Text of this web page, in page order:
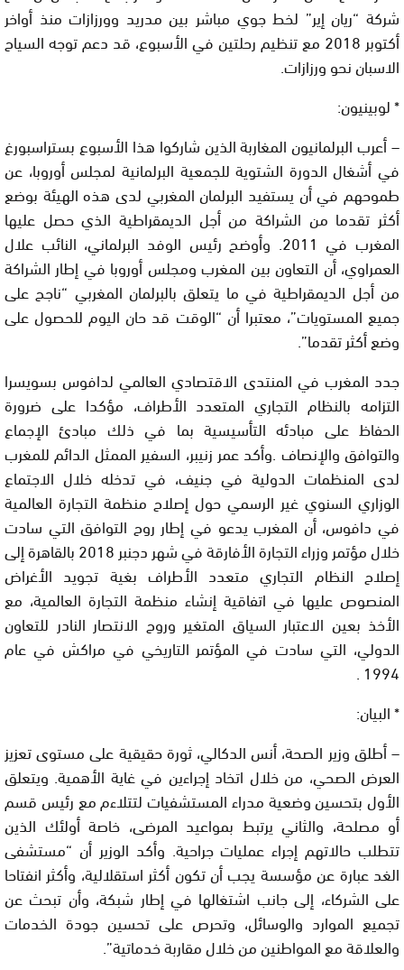
شركة “ريان إير” لخط جوي مباشر بين مدريد وورزازات منذ أواخر
أكتوبر 2018 مع تنظيم رحلتين في الأسبوع، قد دعم توجه السياح
الاسبان نحو ورزازات.
* لوبينيون:
– أعرب البرلمانيون المغاربة الذين شاركوا هذا الأسبوع بستراسبورغ
في أشغال الدورة الشتوية للجمعية البرلمانية لمجلس أوروبا، عن
طموحهم في أن يستفيد البرلمان المغربي لدى هذه الهيئة بوضع
أكثر تقدما من الشراكة من أجل الديمقراطية الذي حصل عليها
المغرب في 2011. وأوضح رئيس الوفد البرلماني، النائب علال
العمراوي، أن التعاون بين المغرب ومجلس أوروبا في إطار الشراكة
من أجل الديمقراطية في ما يتعلق بالبرلمان المغربي “ناجح على
جميع المستويات”، معتبرا أن “الوقت قد حان اليوم للحصول على
وضع أكثر تقدما”.
جدد المغرب في المنتدى الاقتصادي العالمي لدافوس بسويسرا
التزامه بالنظام التجاري المتعدد الأطراف، مؤكدا على ضرورة
الحفاظ على مبادئه التأسيسية بما في ذلك مبادئ الإجماع
والتوافق والإنصاف .وأكد عمر زنيبر، السفير الممثل الدائم للمغرب
لدى المنظمات الدولية في جنيف، في تدخله خلال الاجتماع
الوزاري السنوي غير الرسمي حول إصلاح منظمة التجارة العالمية
في دافوس، أن المغرب يدعو في إطار روح التوافق التي سادت
خلال مؤتمر وزراء التجارة الأفارقة في شهر دجنبر 2018 بالقاهرة إلى
إصلاح النظام التجاري متعدد الأطراف بغية تجويد الأغراض
المنصوص عليها في اتفاقية إنشاء منظمة التجارة العالمية، مع
الأخذ بعين الاعتبار السياق المتغير وروح الانتصار النادر للتعاون
الدولي، التي سادت في المؤتمر التاريخي في مراكش في عام
1994 .
* البيان:
– أطلق وزير الصحة، أنس الدكالي، ثورة حقيقية على مستوى تعزيز
العرض الصحي، من خلال اتخاد إجراءين في غاية الأهمية. ويتعلق
الأول بتحسين وضعية مدراء المستشفيات لتتلاءم مع رئيس قسم
أو مصلحة، والثاني يرتبط بمواعيد المرضى، خاصة أولئك الذين
تتطلب حالاتهم إجراء عمليات جراحية. وأكد الوزير أن “مستشفى
الغد عبارة عن مؤسسة يجب أن تكون أكثر استقلالية، وأكثر انفتاحا
على الشركاء، إلى جانب اشتغالها في إطار شبكة، وأن تبحث عن
تجميع الموارد والوسائل، وتحرص على تحسين جودة الخدمات
والعلاقة مع المواطنين من خلال مقاربة خدماتية”.